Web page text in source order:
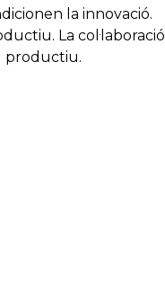
la innovació.
La col·laboració
productiu.